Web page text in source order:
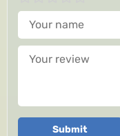
Your name
Your review
Submit